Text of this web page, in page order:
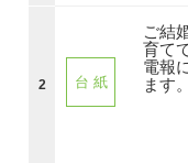
2 台 紙
ご結
育て
電報
ます。